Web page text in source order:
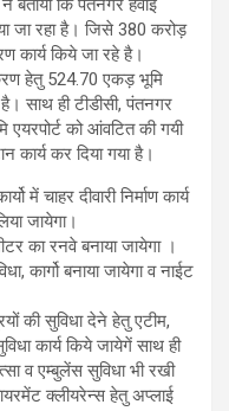
बताया कि पंतनगर हवाई
जा रहा है। जिसे 380 करोड़
कार्य किये जा रहे है।
हेतु 524.70 एकड़ भूमि
साथ ही टीडीसी, पंतनगर
एयरपोर्ट को आंवटित की गयी
कार्य कर दिया गया है।
में चाहर दीवारी निर्माण कार्य
जायेगा।
का रनवे बनाया जायेगा ।
कार्गो बनाया जायेगा व नाईट
की सुविधा देने हेतु एटीम,
कार्य किये जायेगें साथ ही
व एम्बुलेंस सुविधा भी रखी
क्लीयरेन्स हेतु अप्लाई